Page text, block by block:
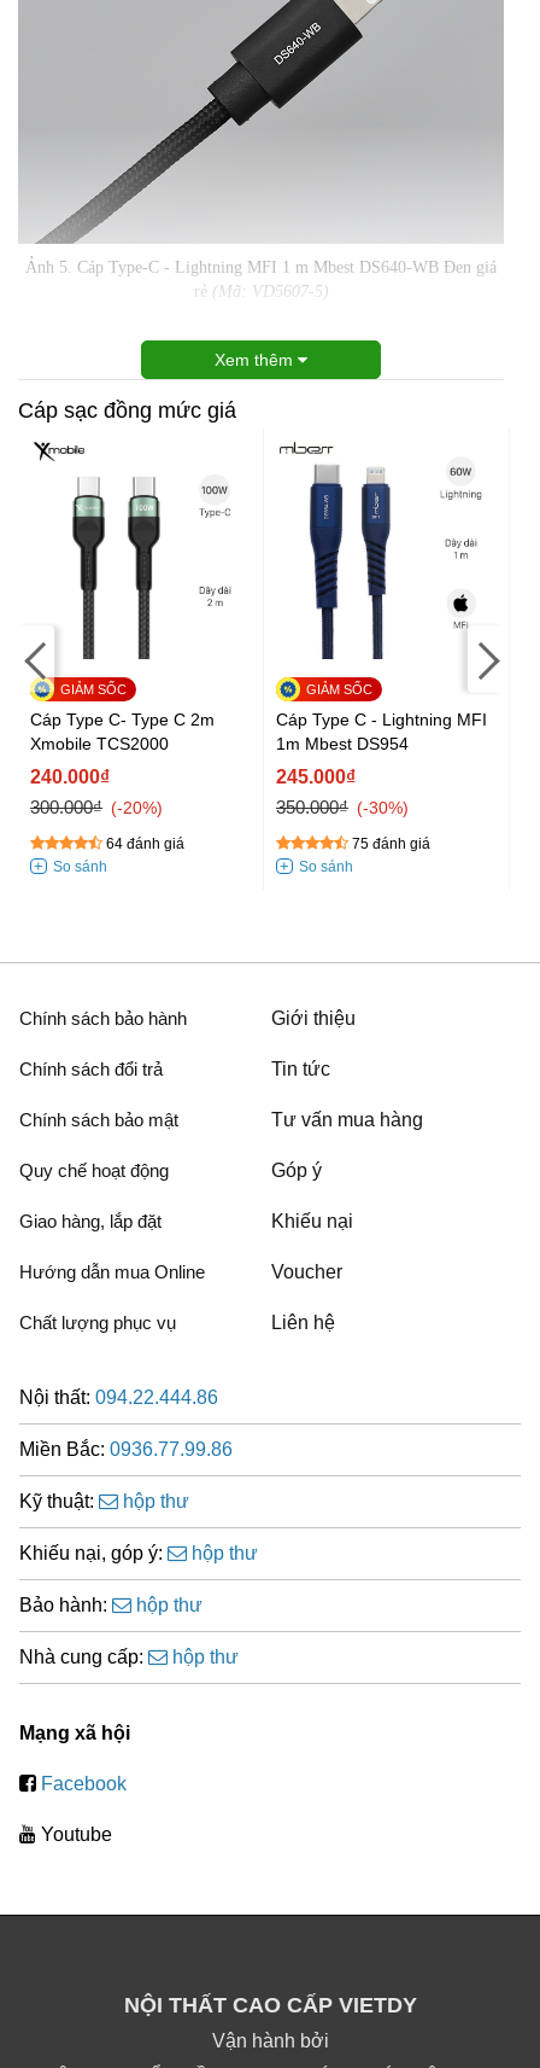
Ảnh 5. Cáp Type-C - Lightning MFI 1 m Mbest DS640-WB Đen giá
rẻ (Mã: VD5607-5)
Xem thêm
Cáp sạc đồng mức giá
Cáp Type C- Type C 2m
Xmobile TCS2000
240.000₫
300.000₫
-20%
64 đánh giá
Cáp Type C - Lightning MFI
1m Mbest DS954
245.000₫
350.000₫
-30%
75 đánh giá
Chính sách bảo hành
Chính sách đổi trả
Chính sách bảo mật
Quy chế hoạt động
Giao hàng, lắp đặt
Hướng dẫn mua Online
Chất lượng phục vụ
Giới thiệu
Tin tức
Tư vấn mua hàng
Góp ý
Khiếu nại
Voucher
Liên hệ
Nội thất: 094.22.444.86
Miền Bắc: 0936.77.99.86
Kỹ thuật: hộp thư
Khiếu nại, góp ý: hộp thư
Bảo hành: hộp thư
Nhà cung cấp: hộp thư
Mạng xã hội
Facebook
Youtube
NỘI THẤT CAO CẤP VIETDY
Vận hành bởi